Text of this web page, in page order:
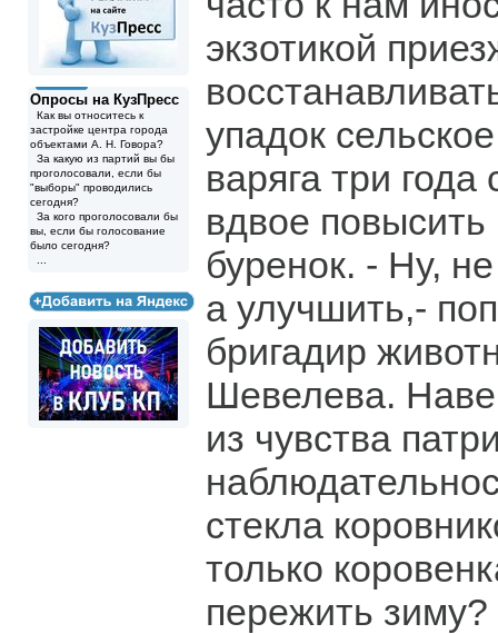
Опросы на КузПресс
Как вы относитесь к
застройке центра города
объектами А. Н. Говора?
За какую из партий вы бы
проголосовали, если бы
"выборы" проводились
сегодня?
За кого проголосовали бы
вы, если бы голосование
было сегодня?
экзотикой
упадок
варяга три года
вдвое повысить
буренок. - Ну,
а улучшить,-
бригадир
Шевелева.
из чувства
стекла
только
пережить зиму?